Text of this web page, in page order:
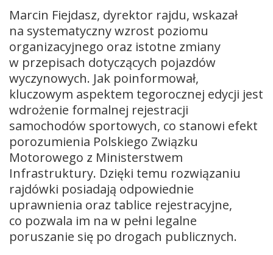
Marcin Fiejdasz, dyrektor rajdu, wskazał
na systematyczny wzrost poziomu
organizacyjnego oraz istotne zmiany
w przepisach dotyczących pojazdów
wyczynowych. Jak poinformował,
kluczowym aspektem tegorocznej edycji jest
wdrożenie formalnej rejestracji
samochodów sportowych, co stanowi efekt
porozumienia Polskiego Związku
Motorowego z Ministerstwem
Infrastruktury. Dzięki temu rozwiązaniu
rajdówki posiadają odpowiednie
uprawnienia oraz tablice rejestracyjne,
co pozwala im na w pełni legalne
poruszanie się po drogach publicznych.